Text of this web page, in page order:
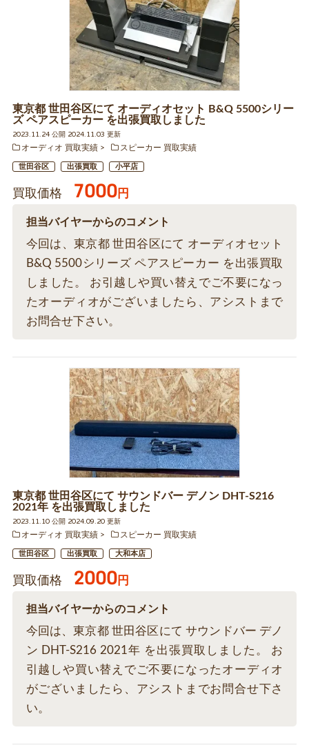
東京都 世田谷区にて オーディオセット B&Q 5500シリー
ズ ペアスピーカー を出張買取しました
2023.11.24 公開 2024.11.03 更新
オーディオ 買取実績
スピーカー 買取実績
世田谷区 出張買取 小平店
買取価格 7000円
担当バイヤーからのコメント
今回は、東京都 世田谷区にて オーディオセット
B&Q 5500シリーズ ペアスピーカー を出張買取
しました。 お引越しや買い替えでご不要になっ
たオーディオがございましたら、アシストまで
お問合せ下さい。
東京都 世田谷区にて サウンドバー デノン DHT-S216
2021年 を出張買取しました
2023.11.10 公開 2024.09.20 更新
オーディオ 買取実績
スピーカー 買取実績
世田谷区 出張買取 大和本店
買取価格 2000円
担当バイヤーからのコメント
今回は、東京都 世田谷区にて サウンドバー デノ
ン DHT-S216 2021年 を出張買取しました。 お
引越しや買い替えでご不要になったオーディオ
がございましたら、アシストまでお問合せ下さ
い。